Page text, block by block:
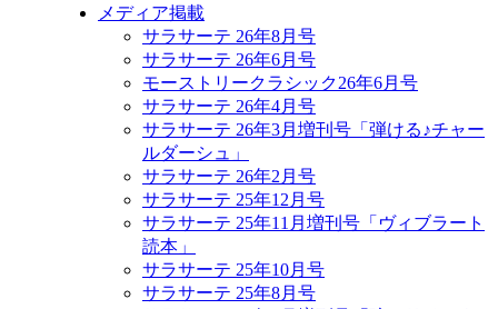
メディア掲載
サラサーテ 26年8月号
サラサーテ 26年6月号
モーストリークラシック26年6月号
サラサーテ 26年4月号
サラサーテ 26年3月増刊号「弾ける♪チャー
ルダーシュ」
サラサーテ 26年2月号
サラサーテ 25年12月号
サラサーテ 25年11月増刊号「ヴィブラート
読本」
サラサーテ 25年10月号
サラサーテ 25年8月号